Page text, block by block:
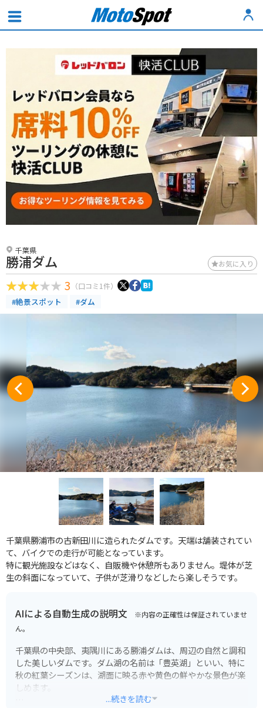
千葉県
勝浦ダム お気に入り
3 （口コミ1件）
#絶景スポット #ダム
千葉県勝浦市の古新田川に造られたダムです。天端は舗装されてい
て、バイクでの走行が可能となっています。
特に観光施設などはなく、自販機や休憩所もありません。堤体が芝
生の斜面になっていて、子供が芝滑りなどしたら楽しそうです。
AIによる自動生成の説明文 ※内容の正確性は保証されていませ
ん。
千葉県の中央部、夷隅川にある勝浦ダムは、周辺の自然と調和
した美しいダムです。ダム湖の名前は「豊英湖」といい、特に
秋の紅葉シーズンは、湖面に映る赤や黄色の鮮やかな景色が楽
しめます。
...続きを読む